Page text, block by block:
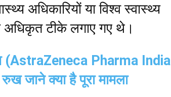
अधिकारियों या विश्व स्वास्थ्य
अधिकृत टीके लगाए गए थे।
(AstraZeneca Pharma
रुख जाने क्या है पूरा मामला